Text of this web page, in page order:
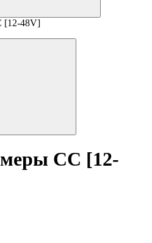
[12-48V]
CC [12-